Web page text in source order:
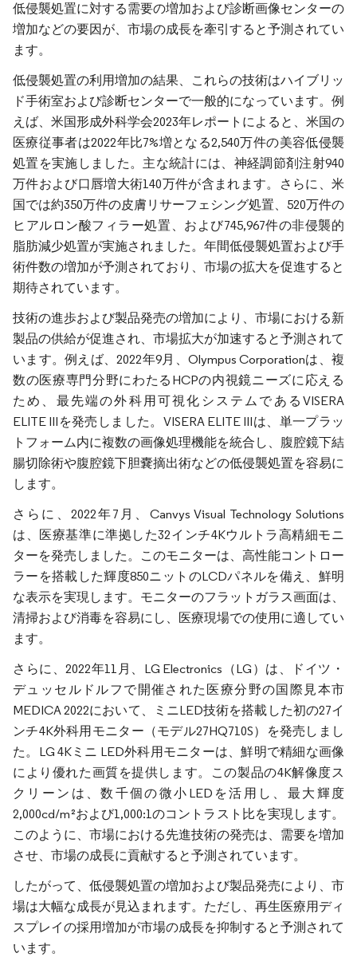
低侵襲処置に対する需要の増加および診断画像センターの
増加などの要因が、市場の成長を牽引すると予測されてい
ます。
低侵襲処置の利用増加の結果、これらの技術はハイブリッ
ド手術室および診断センターで一般的になっています。例
えば、米国形成外科学会2023年レポートによると、米国の
医療従事者は2022年比7%増となる2,540万件の美容低侵襲
処置を実施しました。主な統計には、神経調節剤注射940
万件および口唇増大術140万件が含まれます。さらに、米
国では約350万件の皮膚リサーフェシング処置、520万件の
ヒアルロン酸フィラー処置、および745,967件の非侵襲的
脂肪減少処置が実施されました。年間低侵襲処置および手
術件数の増加が予測されており、市場の拡大を促進すると
期待されています。
技術の進歩および製品発売の増加により、市場における新
製品の供給が促進され、市場拡大が加速すると予測されて
います。例えば、2022年9月、Olympus Corporationは、複
数の医療専門分野にわたるHCPの内視鏡ニーズに応える
ため、最先端の外科用可視化システムであるVISERA
ELITE IIIを発売しました。VISERA ELITE IIIは、単一プラッ
トフォーム内に複数の画像処理機能を統合し、腹腔鏡下結
腸切除術や腹腔鏡下胆嚢摘出術などの低侵襲処置を容易に
します。
さらに、2022年7月、Canvys Visual Technology Solutions
は、医療基準に準拠した32インチ4Kウルトラ高精細モニ
ターを発売しました。このモニターは、高性能コントロー
ラーを搭載した輝度850ニットのLCDパネルを備え、鮮明
な表示を実現します。モニターのフラットガラス画面は、
清掃および消毒を容易にし、医療現場での使用に適してい
ます。
さらに、2022年11月、LG Electronics（LG）は、ドイツ・
デュッセルドルフで開催された医療分野の国際見本市
MEDICA 2022において、ミニLED技術を搭載した初の27イ
ンチ4K外科用モニター（モデル27HQ710S）を発売しまし
た。LG 4Kミニ LED外科用モニターは、鮮明で精細な画像
により優れた画質を提供します。この製品の4K解像度ス
クリーンは、数千個の微小LEDを活用し、最大輝度
2,000cd/m²および1,000:1のコントラスト比を実現します。
このように、市場における先進技術の発売は、需要を増加
させ、市場の成長に貢献すると予測されています。
したがって、低侵襲処置の増加および製品発売により、市
場は大幅な成長が見込まれます。ただし、再生医療用ディ
スプレイの採用増加が市場の成長を抑制すると予測されて
います。